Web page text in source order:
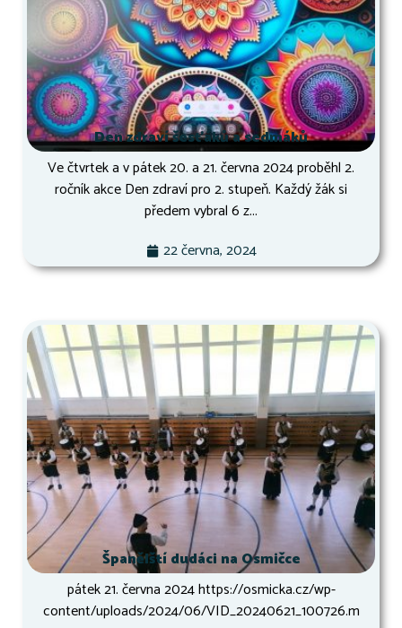
Den zdraví šesťáků a sedmáků
Ve čtvrtek a v pátek 20. a 21. června 2024 proběhl 2.
ročník akce Den zdraví pro 2. stupeň. Každý žák si
předem vybral 6 z...
22 června, 2024
Španělští dudáci na Osmičce
pátek 21. června 2024 https://osmicka.cz/wp-
content/uploads/2024/06/VID_20240621_100726.m